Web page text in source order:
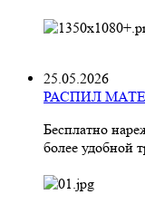
25.05.2026
РАСПИЛ
Бесплатно
более удобной